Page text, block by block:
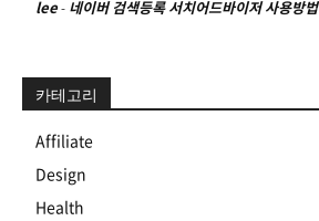
lee - 네이버 검색등록 서치어드바이저 사용방법
카테고리
Affiliate
Design
Health